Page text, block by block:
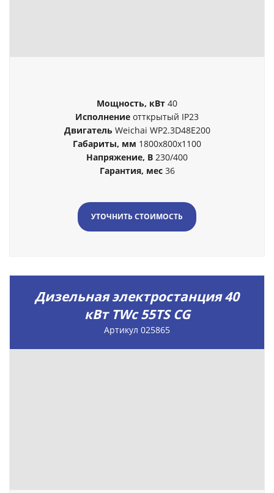
Мощность, кВт 40
Исполнение отткрытый IP23
Двигатель Weichai WP2.3D48E200
Габариты, мм 1800x800x1100
Напряжение, В 230/400
Гарантия, мес 36
УТОЧНИТЬ СТОИМОСТЬ
Дизельная электростанция 40
кВт TWc 55TS CG
Артикул 025865